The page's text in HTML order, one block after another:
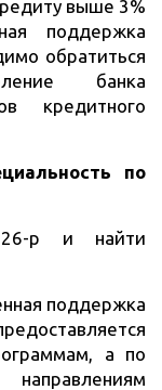
выше 3%
поддержка
обратиться
банка
кредитного
по
р и найти
поддержка
а по